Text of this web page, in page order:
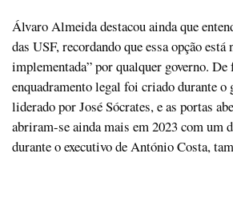
Álvaro Almeida destacou ainda que
das USF, recordando que essa opção
implementada” por qualquer governo. De
enquadramento legal foi criado durante o
liderado por José Sócrates, e as portas
abriram-se ainda mais em 2023 com um
durante o executivo de António Costa,